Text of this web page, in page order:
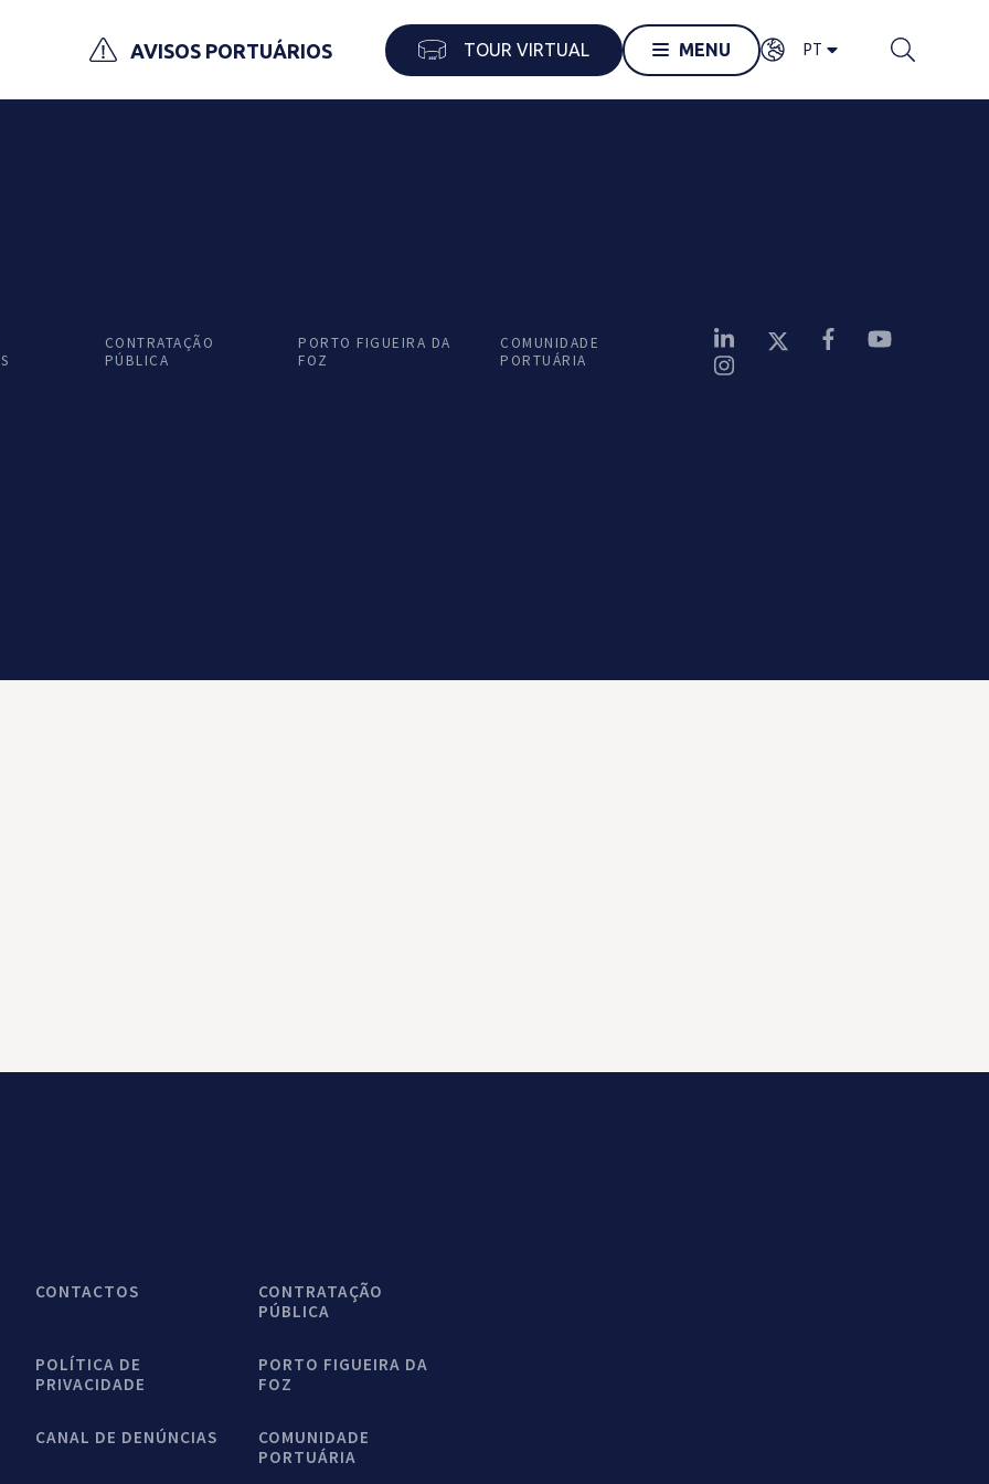
AVISOS PORTUÁRIOS TOUR VIRTUAL MENU PT
CONTRATAÇÃO
PÚBLICA
PORTO FIGUEIRA DA
FOZ
COMUNIDADE
PORTUÁRIA
CONTACTOS
POLÍTICA DE
PRIVACIDADE
CANAL DE DENÚNCIAS
CONTRATAÇÃO
PÚBLICA
PORTO FIGUEIRA DA
FOZ
COMUNIDADE
PORTUÁRIA